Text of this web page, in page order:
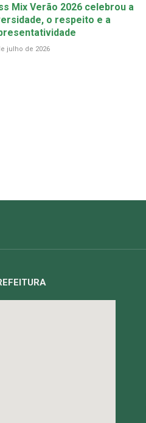
Mix Verão 2026 celebrou a
o respeito e a
julho de 2026